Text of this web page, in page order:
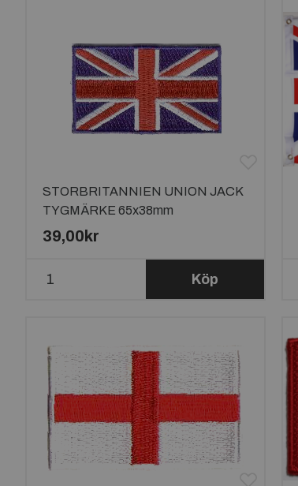
STORBRITANNIEN UNION JACK
TYGMÄRKE 65x38mm
39,00kr
Köp